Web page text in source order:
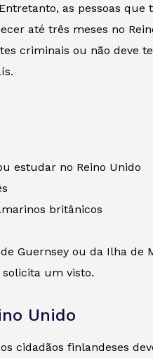
as pessoas que
até três meses no
criminais ou não deve
estudar no Reino Unido
britânicos
Guernsey ou da Ilha
um visto.
Unido
cidadãos finlandeses